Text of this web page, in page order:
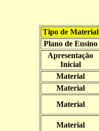
Tipo de Material
Plano de Ensino
Apresentação
Inicial
Material
Material
Material
Material